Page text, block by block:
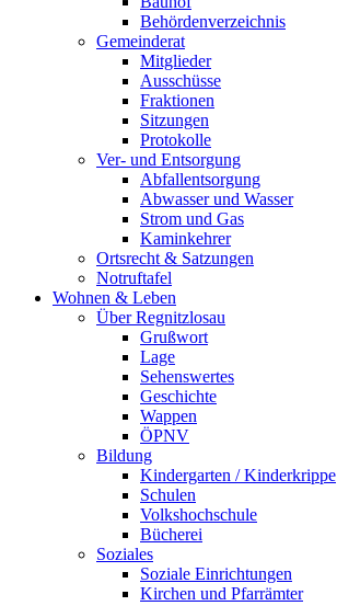
Behördenverzeichnis
Gemeinderat
Mitglieder
Ausschüsse
Fraktionen
Sitzungen
Protokolle
Ver- und Entsorgung
Abfallentsorgung
Abwasser und Wasser
Strom und Gas
Kaminkehrer
Ortsrecht & Satzungen
Notruftafel
Wohnen & Leben
Über Regnitzlosau
Grußwort
Lage
Sehenswertes
Geschichte
Wappen
ÖPNV
Bildung
Kindergarten / Kinderkrippe
Schulen
Volkshochschule
Bücherei
Soziales
Soziale Einrichtungen
Kirchen und Pfarrämter